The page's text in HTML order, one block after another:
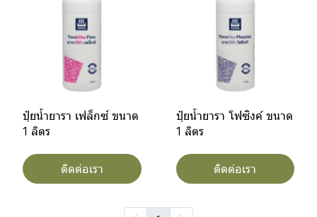
ปุ๋ยน้ำยารา เฟล็กซ์ ขนาด
1 ลิตร
ติดต่อเรา
ปุ๋ยน้ำยารา โฟซิงค์ ขนาด
1 ลิตร
ติดต่อเรา